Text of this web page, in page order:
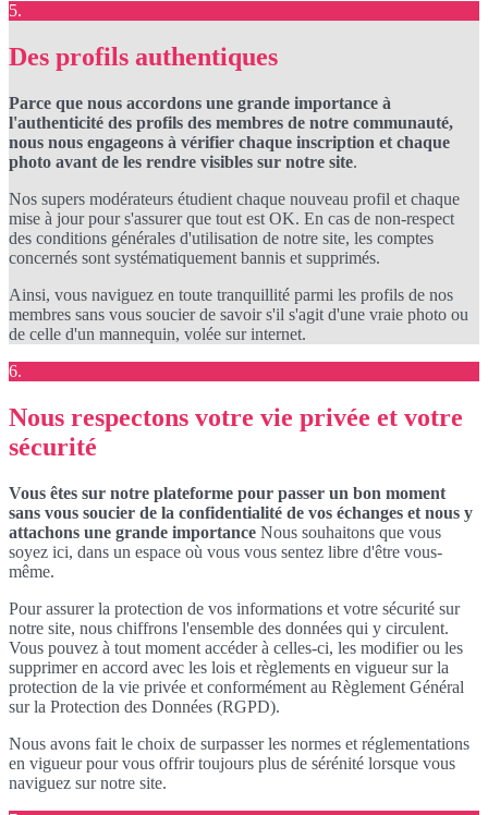
5.
Des profils authentiques
Parce que nous accordons une grande importance à
l'authenticité des profils des membres de notre communauté,
nous nous engageons à vérifier chaque inscription et chaque
photo avant de les rendre visibles sur notre site.
Nos supers modérateurs étudient chaque nouveau profil et chaque
mise à jour pour s'assurer que tout est OK. En cas de non-respect
des conditions générales d'utilisation de notre site, les comptes
concernés sont systématiquement bannis et supprimés.
Ainsi, vous naviguez en toute tranquillité parmi les profils de nos
membres sans vous soucier de savoir s'il s'agit d'une vraie photo ou
de celle d'un mannequin, volée sur internet.
6.
Nous respectons votre vie privée et votre
sécurité
Vous êtes sur notre plateforme pour passer un bon moment
sans vous soucier de la confidentialité de vos échanges et nous y
attachons une grande importance Nous souhaitons que vous
soyez ici, dans un espace où vous vous sentez libre d'être vous-
même.
Pour assurer la protection de vos informations et votre sécurité sur
notre site, nous chiffrons l'ensemble des données qui y circulent.
Vous pouvez à tout moment accéder à celles-ci, les modifier ou les
supprimer en accord avec les lois et règlements en vigueur sur la
protection de la vie privée et conformément au Règlement Général
sur la Protection des Données (RGPD).
Nous avons fait le choix de surpasser les normes et réglementations
en vigueur pour vous offrir toujours plus de sérénité lorsque vous
naviguez sur notre site.